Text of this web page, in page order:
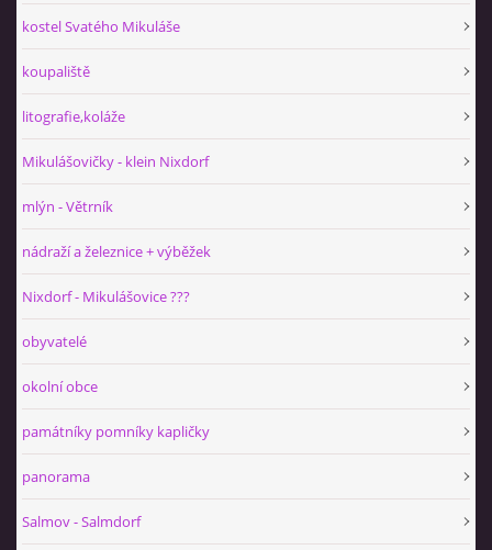
kostel Svatého Mikuláše
koupaliště
litografie,koláže
Mikulášovičky - klein Nixdorf
mlýn - Větrník
nádraží a železnice + výběžek
Nixdorf - Mikulášovice ???
obyvatelé
okolní obce
památníky pomníky kapličky
panorama
Salmov - Salmdorf